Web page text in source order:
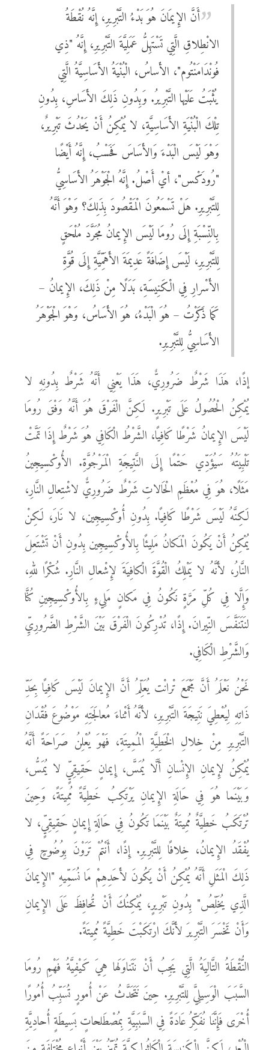
أَنَّ الإِيمَانَ هُوَ بَدْءُ التَّبْرِيرِ، إِنَّهُ نُقْطَةُ
الانْطِلاقِ الَّتِي تَسْتَهِلُّ عَمَلِيَّةَ التَّبْرِيرِ، إِنَّهُ "ذِي
فُونْدَامَنْتُوم"، الأَساسُ، الْبُنْيَةُ الأَسَاسِيَّةُ الَّتِي
يُثْبَتُ عَلَيْها التَّبْرِيرُ. وَبِدُونِ ذَلِكَ الأَسَاسِ، بِدُونِ
تِلْكَ الْبُنْيَةِ الأَسَاسِيَّةِ، لا يُمْكِنُ أَنْ يَحْدُثَ تَبْرِيرٌ،
وَهْوَ لَيْسَ الْبَدْءَ وَالأَسَاسَ فَحَسْبُ، إِنَّهُ أَيْضًا
"رُودَكْس"، أيْ أَصْلُ. إِنَّهُ الْجَوْهَرُ الأَسَاسِيُّ
لِلتَّبْرِيرِ. هَلْ تَسْمَعُونَ الْمَقْصُودَ بِذَلِكَ؟ وَهْوَ أَنَّهُ
بِالنِّسْبَةِ إِلَى رُومَا لَيْسَ الإِيمانُ مُجَرَّدَ مُلْحَقٍ
لِلتَّبْرِيرِ، لَيْسَ إِضَافَةً عَدِيمَةَ الأَهَمِّيَّةِ إِلَى قُوَّةِ
الأَسْرارِ فِي الْكَنِيسَةِ، بَدَلًا مِنْ ذَلِكَ، الإِيمانُ –
كَمَا ذَكَرْتُ – هُوَ الْبَدْءُ، هُوَ الأَسَاسُ، وَهْوَ الْجَوْهَرُ
الأَسَاسِيُّ لِلتَّبْرِيرِ.
إذًا، هَذَا شَرْطٌ ضَرُورِيٌّ، هَذَا يَعْنِي أَنَّهُ شَرْطٌ بِدُونِهِ لا
يُمْكِنُ الْحُصُولُ عَلَى تَبْرِيرٍ. لَكِنَّ الْفَرْقَ هُوَ أَنَّهُ وَفْقَ رُومَا
لَيْسَ الإِيمانُ شَرْطًا كَافِيًا، الشَّرْطُ الْكَافِي هُوَ شَرْطٌ إِذَا تَمَّتْ
تَلْبِيَتُهُ سَيُؤَدِّي حَتْمًا إِلَى النَّتِيجَةِ الْمَرْجُوَّةِ. الأُوكْسِيجِينُ
مَثَلًا، هُوَ فِي مُعْظَمِ الْحَالاتِ شَرْطٌ ضَرُورِيٌّ لاشْتِعالِ النَّارِ،
لَكِنَّهُ لَيْسَ شَرْطًا كَافِيًا. بِدُونِ أُوكْسِيجِين، لا نَارَ، لَكِنْ
يُمْكِنُ أَنْ يَكُونَ الْمَكانُ مَلِيئًا بِالأُوكْسِيجِين بِدُونِ أَنْ تَشْتَعِلَ
النَّارُ، لأَنَّهُ لا يَمْلِكُ الْقُوَّةَ الْكافِيَةَ لإِشْعالِ النَّارِ. شُكْرًا للهِ،
وَإِلَّا فِي كُلِّ مَرَّةٍ نَكُونُ فِي مَكانٍ مَلِيءٍ بِالأُوكْسِيجِينِ كُنَّا
لنَتَنَفَّسَ النِّيرانَ. إِذًا، تُدْرِكُونَ الْفَرْقَ بَيْنَ الشَّرْطِ الضَّرُورِيِّ
وَالشَّرْطِ الْكَافِي.
نَحْنُ نَعْلَمُ أَنَّ مَجْمَعَ تْرانْت يُعَلِّمُ أَنَّ الإِيمانَ لَيْسَ كَافِيًا بِحَدِّ
ذَاتِهِ لِيُعْطِيَ نَتِيجَةَ التَّبْرِيرِ، لأَنَّهُ أَثْناءَ مُعالَجَتِهِ مَوْضُوعَ فُقْدَانِ
التَّبْرِيرِ مِنْ خِلالِ الْخَطِيَّةِ الْمُمِيتَةِ، فَهْوَ يُعْلِنُ صَرَاحَةً أَنَّهُ
يُمْكِنُ لإِيمانِ الإِنْسانِ أَلَّا يُمَسَّ، إِيمانٍ حَقِيقِيٍّ لا يُمَسُّ،
وَبَيْنَما هُوَ فِي حَالَةِ الإِيمانِ يَرْتَكِبُ خَطِيَّةً مُمِيتَةً، وَحِينَ
تُرْتَكَبُ خَطِيَّةٌ مُمِيتَةٌ بَيْنَمَا تَكُونُ فِي حَالَةِ إِيمانٍ حَقِيقِيٍّ، لا
يُفْقَدُ الإِيمانُ، خِلافًا لِلتَّبْرِيرِ. إِذًا، أَنْتُمْ تَرَوْنَ بِوُضُوحٍ فِي
ذَلِكَ الْمَثَلِ أَنَّهُ يُمْكِنُ أَنْ يَكُونَ لأَحَدِهِمْ مَا نُسَمِّيهِ "الإِيمانَ
الَّذِي يُخَلِّصُ" بِدُونِ تَبْرِيرٍ، يُمْكِنُكَ أَنْ تُحافِظَ عَلَى الإِيمانِ
وَأَنْ تَخْسَرَ التَّبْرِيرَ لأَنَّكَ ارْتَكَبْتَ خَطِيَّةً مُمِيتَةً.
النُّقْطَةُ التَّالِيَةُ الَّتِي يَجِبُ أَنْ نَتَناوَلَها هِيَ كَيْفِيَّةُ فَهْمِ رُومَا
السَّبَبَ الْوَسِيلِيَّ لِلتَّبْرِيرِ. حِينَ نَتَحَدَّثُ عَنْ أُمورٍ تُسَبِّبُ أُمُورًا
أُخْرَى فَإِنَّنَا نُفَكِّرُ عَادَةً فِي السَّبَبِيَّةِ بِمُصْطَلحاتٍ بَسِيطَةٍ أُحادِيَّةِ